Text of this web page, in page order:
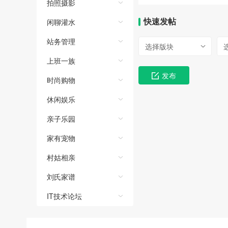
拍照摄影
闲聊灌水
站务管理
上班一族
时尚购物
休闲娱乐
亲子乐园
家有宠物
村姑相亲
刘氏家谱
IT技术论坛
快速发帖
选择版块
发布